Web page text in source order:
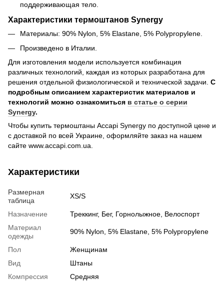
поддерживающая тело.
Характеристики термоштанов Synergy
Материалы: 90% Nylon, 5% Elastane, 5% Polypropylene.
Произведено в Италии.
Для изготовления модели используется комбинация
различных технологий, каждая из которых разработана для
решения отдельной физиологической и технической задачи. С
подробным описанием характеристик материалов и
технологий можно ознакомиться в статье о серии
Synergy.
Чтобы купить термоштаны Accapi Synergy по доступной цене и
с доставкой по всей Украине, оформляйте заказ на нашем
сайте www.accapi.com.ua.
Характеристики
Размерная
таблица
XS/S
Назначение
Треккинг, Бег, Горнолыжное, Велоспорт
Материал
одежды
90% Nylon, 5% Elastane, 5% Polypropylene
Пол
Женщинам
Вид
Штаны
Компрессия
Средняя